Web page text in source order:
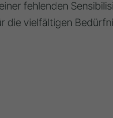
fehlenden
die vielfältigen